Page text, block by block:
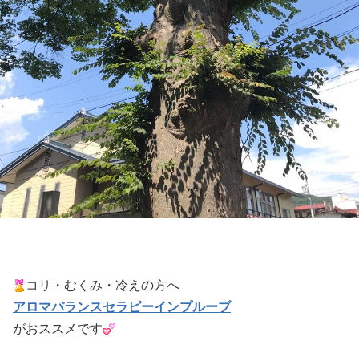
コリ・むくみ・冷えの方へ
アロマバランスセラピーインプルーブ
がおススメです